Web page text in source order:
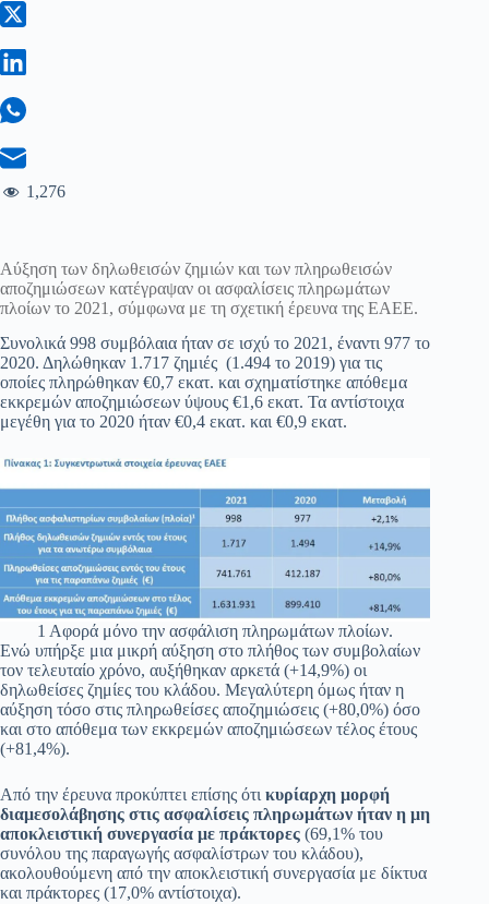
1,276
Αύξηση των δηλωθεισών ζημιών και των πληρωθεισών
αποζημιώσεων κατέγραψαν οι ασφαλίσεις πληρωμάτων
πλοίων το 2021, σύμφωνα με τη σχετική έρευνα της ΕΑΕΕ.
Συνολικά 998 συμβόλαια ήταν σε ισχύ το 2021, έναντι 977 το
2020. Δηλώθηκαν 1.717 ζημιές (1.494 το 2019) για τις
οποίες πληρώθηκαν €0,7 εκατ. και σχηματίστηκε απόθεμα
εκκρεμών αποζημιώσεων ύψους €1,6 εκατ. Τα αντίστοιχα
μεγέθη για το 2020 ήταν €0,4 εκατ. και €0,9 εκατ.
1 Αφορά μόνο την ασφάλιση πληρωμάτων πλοίων.
Ενώ υπήρξε μια μικρή αύξηση στο πλήθος των συμβολαίων
τον τελευταίο χρόνο, αυξήθηκαν αρκετά (+14,9%) οι
δηλωθείσες ζημίες του κλάδου. Μεγαλύτερη όμως ήταν η
αύξηση τόσο στις πληρωθείσες αποζημιώσεις (+80,0%) όσο
και στο απόθεμα των εκκρεμών αποζημιώσεων τέλος έτους
(+81,4%).
Από την έρευνα προκύπτει επίσης ότι κυρίαρχη μορφή
διαμεσολάβησης στις ασφαλίσεις πληρωμάτων ήταν η μη
αποκλειστική συνεργασία με πράκτορες (69,1% του
συνόλου της παραγωγής ασφαλίστρων του κλάδου),
ακολουθούμενη από την αποκλειστική συνεργασία με δίκτυα
και πράκτορες (17,0% αντίστοιχα).